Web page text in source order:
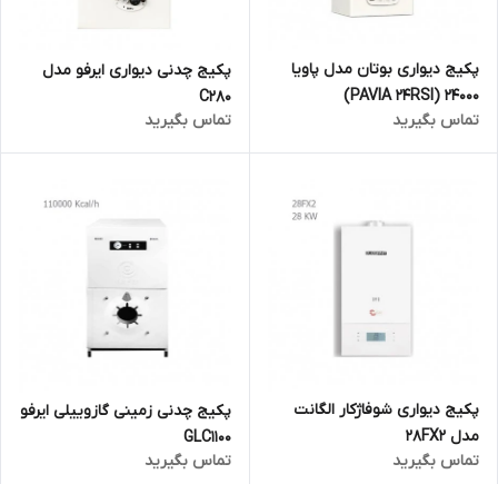
پکیج دیواری بوتان مدل پاویا
24000 (PAVIA 24RSI)
تماس بگیرید
پکیج چدنی دیواری ایرفو مدل
C280
تماس بگیرید
پکیج دیواری شوفاژکار الگانت
مدل 28FX2
تماس بگیرید
پکیج چدنی زمینی گازوییلی ایرفو
GLC1100
تماس بگیرید